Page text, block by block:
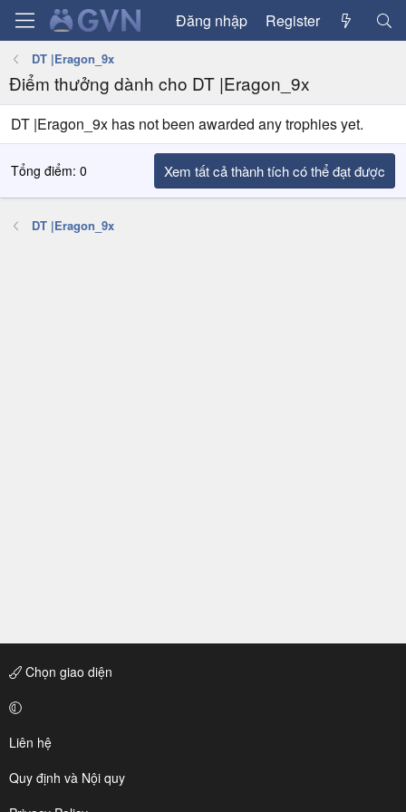
Đăng nhập Register
DT |Eragon_9x
Điểm thưởng dành cho DT |Eragon_9x
DT |Eragon_9x has not been awarded any trophies yet.
Tổng điểm: 0 Xem tất cả thành tích có thể đạt được
DT |Eragon_9x
Chọn giao diện
Liên hệ
Quy định và Nội quy